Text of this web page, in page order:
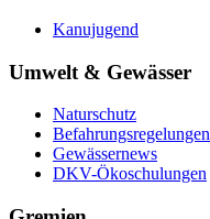
Kanujugend
Umwelt & Gewässer
Naturschutz
Befahrungsregelungen
Gewässernews
DKV-Ökoschulungen